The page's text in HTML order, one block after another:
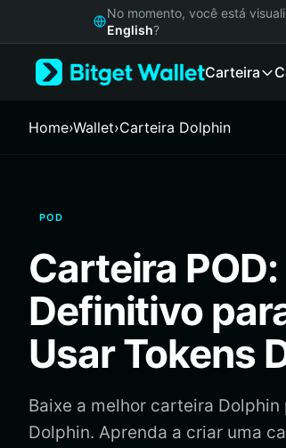
Русский
Italiano
繁體中文
Bahasa Indonesia
ภาษาไทย
Português (Brasil)
Español (Argentina)
No momento, você está
English?
Carteira
Home›Wallet›Carteira Dolphin
POD
Carteira POD:
Definitivo
Usar Tokens
Baixe a melhor carteira
Dolphin. Aprenda a criar uma